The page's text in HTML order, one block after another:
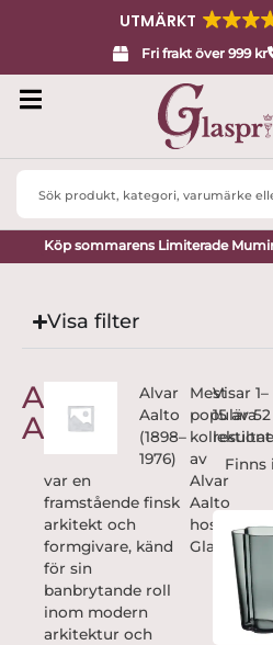
UTMÄRKT
Fri frakt över 999 kr
Search
Köp sommarens Limiterade
Visa filter
Alvar
Aalto
Alvar
Aalto
(1898–
1976)
var en
framstående finsk
arkitekt och
formgivare, känd
för sin
banbrytande roll
inom modern
arkitektur och
Mest
populära
av
Alvar
Aalto
hos
Visar 1–
15 av 52
resultat